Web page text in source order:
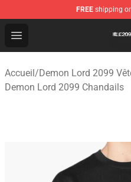
FREE shipping
Open menu
Demon Lord 2099
Accueil/Demon Lord 2099
Demon Lord 2099 Chandails